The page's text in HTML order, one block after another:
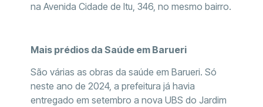
na Avenida Cidade de Itu, 346, no mesmo bairro.
Mais prédios da Saúde em Barueri
São várias as obras da saúde em Barueri. Só
neste ano de 2024, a prefeitura já havia
entregado em setembro a nova UBS do Jardim